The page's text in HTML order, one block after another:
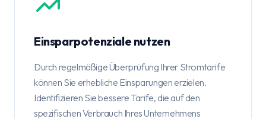
Einsparpotenziale nutzen
Durch regelmäßige Überprüfung Ihrer Stromtarife
können Sie erhebliche Einsparungen erzielen.
Identifizieren Sie bessere Tarife, die auf den
spezifischen Verbrauch Ihres Unternehmens